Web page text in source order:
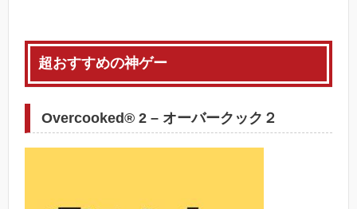
超おすすめの神ゲー
Overcooked® 2 – オーバークック２